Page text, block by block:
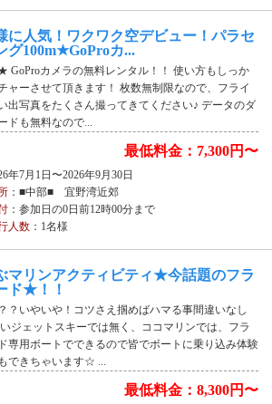
に人気！ワクワク空デビュー！パラセ
グ100m★GoProカ...
GoProカメラの無料レンタル！！ 使い方もしっか
ャーさせて頂きます！ 枚数無制限なので、フライ
出写真をたくさん撮ってきてください♪ データのダ
ドも無料なので...
最低料金：7,300円〜
年7月1日〜2026年9月30日
：■中部■ 宜野湾近郊
：参加日の0日前12時00分まで
人数：1名様
マリンアクティビティ★今話題のフラ
ド★！！
？いやいや！コツさえ掴めばハマる事間違いなし
いジェットスキーでは無く、ココマリンでは、フラ
専用ボートでできるので皆でボートに乗り込み体験
できちゃいます☆ ...
最低料金：8,300円〜